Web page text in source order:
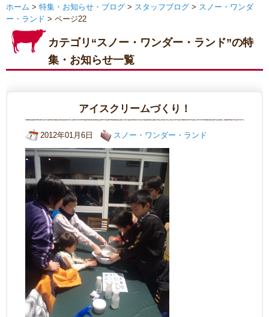
ホーム > 特集・お知らせ・ブログ > スタッフブログ > スノー・ワンダ
ー・ランド > ページ22
カテゴリ“スノー・ワンダー・ランド”の特
集・お知らせ一覧
アイスクリームづくり！
2012年01月6日 スノー・ワンダー・ランド